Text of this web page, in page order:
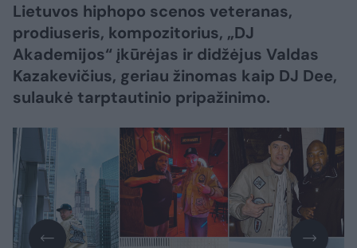
Lietuvos hiphopo scenos veteranas,
prodiuseris, kompozitorius, „DJ
Akademijos“ įkūrėjas ir didžėjus Valdas
Kazakevičius, geriau žinomas kaip DJ Dee,
sulaukė tarptautinio pripažinimo.